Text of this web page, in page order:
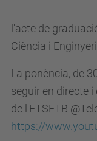
l'acte de
Ciència i
La ponència, de
seguir en directe
de l'ETSETB
https://